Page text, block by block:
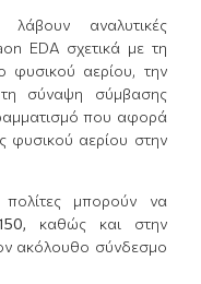
αναλυτικές
EDA σχετικά με τη
φυσικού αερίου, την
σύναψη σύμβασης
που αφορά
φυσικού αερίου στην
μπορούν να
, καθώς και στην
ακόλουθο σύνδεσμο